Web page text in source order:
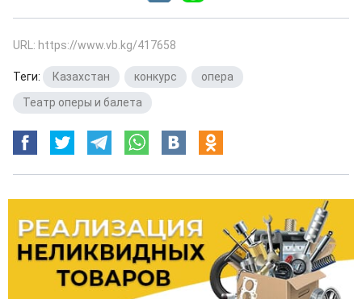
URL: https://www.vb.kg/417658
Теги: Казахстан конкурс опера
Театр оперы и балета